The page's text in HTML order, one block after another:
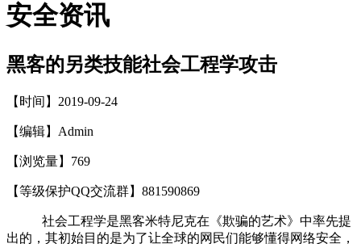
安全资讯
黑客的另类技能社会工程学攻击
【时间】2019-09-24
【编辑】Admin
【浏览量】 769
【等级保护QQ交流群】881590869
社会工程学是黑客米特尼克在《欺骗的艺术》中率先提
出的，其初始目的是为了让全球的网民们能够懂得网络安全，